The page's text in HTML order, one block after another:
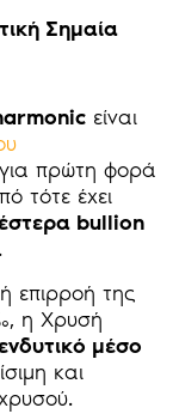
Σημαία
είναι
πρώτη φορά
τότε έχει
bullion
επιρροή της
η Χρυσή
μέσο
και